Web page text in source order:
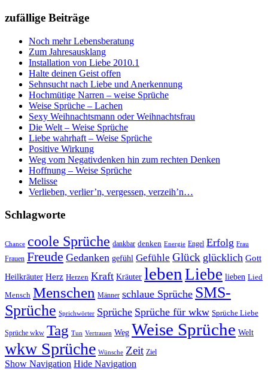
zufällige Beiträge
Noch mehr Lebensberatung
Zum Jahresausklang
Installation von Liebe 2010.1
Halte deinen Geist offen
Sehnsucht nach Liebe und Anerkennung
Hochmütige Narren – weise Sprüche
Weise Sprüche – Lachen
Sexy Weihnachtsmann oder Weihnachtsfrau
Die Welt – Weise Sprüche
Liebe wahrhaft – Weise Sprüche
Positive Wirkung
Weg vom Negativdenken hin zum rechten Denken
Hoffnung – Weise Sprüche
Melisse
Verlieben, verlier’n, vergessen, verzeih’n…
Schlagworte
Chance coole Sprüche dankbar denken Energie Engel Erfolg Frau
Frauen Freude Gedanken gefühl Gefühle Glück glücklich Gott
Heilkräuter Herz Herzen Kraft Kräuter leben Liebe lieben Lied
Mensch Menschen Männer schlaue Sprüche SMS-
Sprüche Sprichwörter Sprüche Sprüche für wkw Sprüche Liebe
Sprüche wkw Tag Tun Vertrauen Weg Weise Sprüche Welt
wkw Sprüche Wünsche Zeit Ziel
Show Navigation Hide Navigation